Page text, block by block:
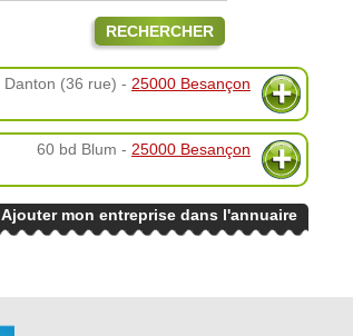
RECHERCHER
Danton (36 rue) - 25000 Besançon
60 bd Blum - 25000 Besançon
Ajouter mon entreprise dans l'annuaire